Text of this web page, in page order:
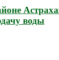
воды